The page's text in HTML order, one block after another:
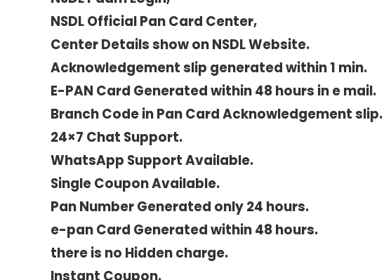
NSDL Official Pan Card Center,
Center Details show on NSDL Website.
Acknowledgement slip generated within 1 min.
E-PAN Card Generated within 48 hours in e mail.
Branch Code in Pan Card Acknowledgement slip.
24×7 Chat Support.
WhatsApp Support Available.
Single Coupon Available.
Pan Number Generated only 24 hours.
e-pan Card Generated within 48 hours.
there is no Hidden charge.
Instant Coupon.